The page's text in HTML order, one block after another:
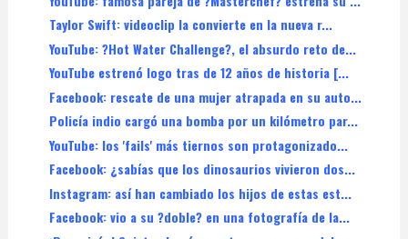
Taylor Swift: videoclip la convierte en la nueva r...
YouTube: ?Hot Water Challenge?, el absurdo reto de...
YouTube estrenó logo tras de 12 años de historia [...
Facebook: rescate de una mujer atrapada en su auto...
Policía indio cargó una bomba por un kilómetro par...
YouTube: los 'fails' más tiernos son protagonizado...
Facebook: ¿sabías que los dinosaurios vivieron dos...
Instagram: así han cambiado los hijos de estas est...
Facebook: vio a su ?doble? en una fotografía de la...